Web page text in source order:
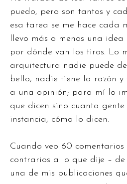
puedo, pero son tantos y
esa tarea se me hace cada
llevo más o menos una
por dónde van los tiros. Lo
arquitectura nadie puede
bello, nadie tiene la razón y
a una opinión; para mí lo
que dicen sino cuanta
instancia, cómo lo dicen.
Cuando veo 60
contrarios a lo que dije – de
una de mis publicaciones